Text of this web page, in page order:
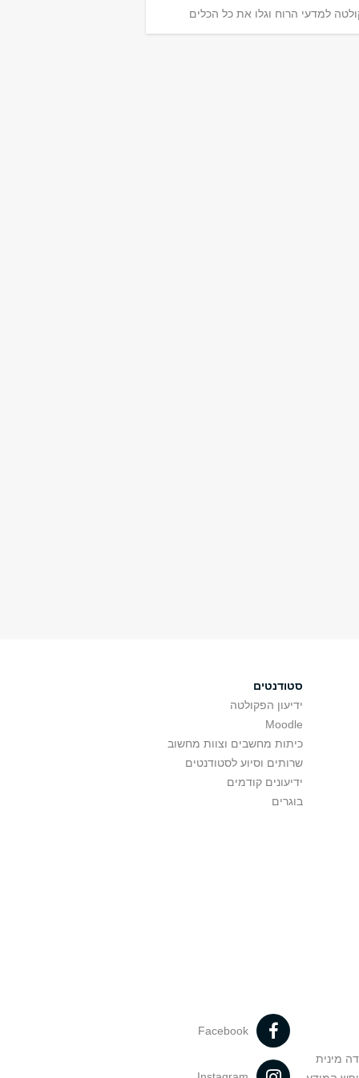
למדעי הרוח וגלו את כל הכלים
סטודנטים
ידיעון הפקולטה
Moodle
כיתות מחשבים וצוות מחשוב
שרותים וסיוע לסטודנטים
ידיעונים קודמים
בוגרים
מינית
Facebook